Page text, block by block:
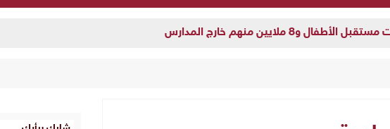
تنفذ يوماً علاجياً مجانياً بأم درمان وتعلن يوماً آخر بالبحر الأحمر